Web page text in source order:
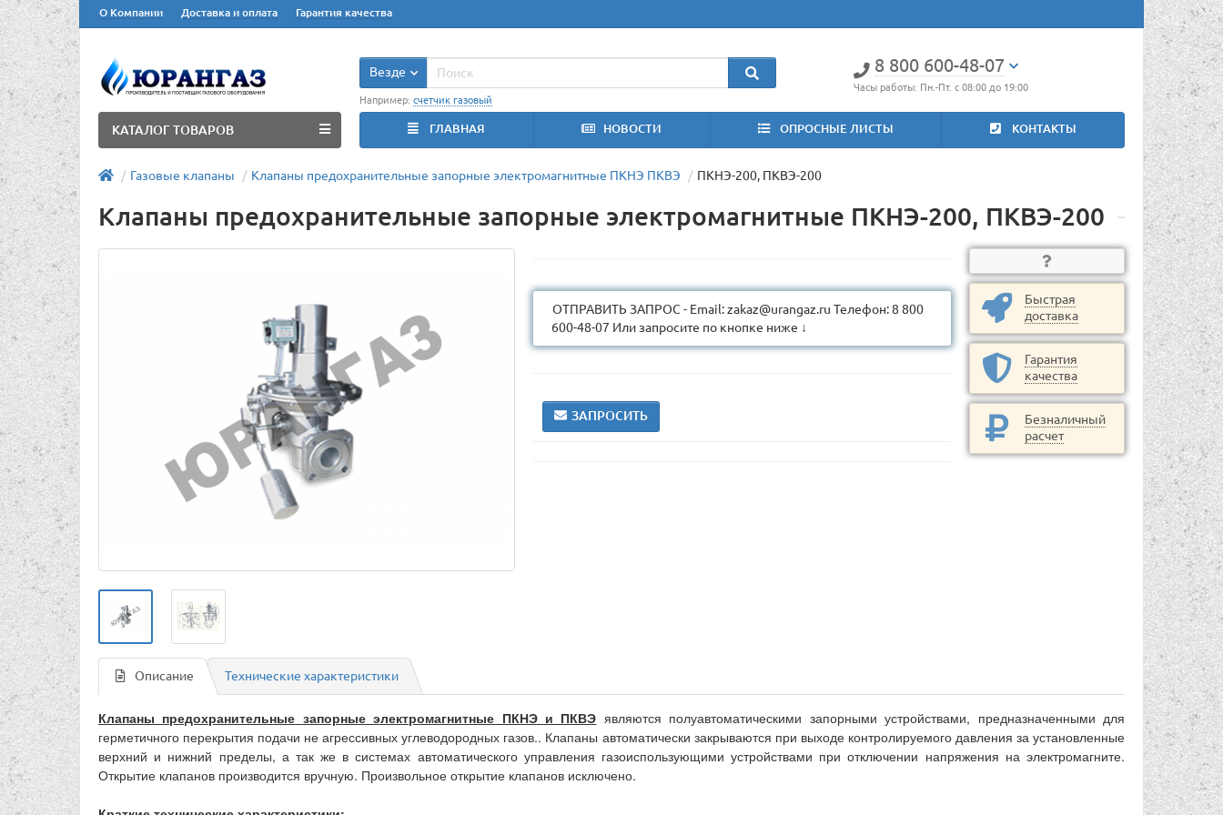
О Компании Доставка и оплата Гарантия качества
8 800 600-48-07
Часы работы: Пн.-Пт. с 08:00 до 19:00
Везде
Например: счетчик газовый
ГЛАВНАЯ НОВОСТИ ОПРОСНЫЕ ЛИСТЫ КОНТАКТЫ
КАТАЛОГ ТОВАРОВ
Газовые клапаны Клапаны предохранительные запорные электромагнитные ПКНЭ ПКВЭ ПКНЭ-200, ПКВЭ-200
Клапаны предохранительные запорные электромагнитные ПКНЭ-200, ПКВЭ-200
ОТПРАВИТЬ ЗАПРОС - Email: zakaz@urangaz.ru Телефон: 8 800
600-48-07 Или запросите по кнопке ниже ↓
ЗАПРОСИТЬ
Быстрая
доставка
Гарантия
качества
Безналичный
расчет
Описание Технические характеристики
Клапаны предохранительные запорные электромагнитные ПКНЭ и ПКВЭ являются полуавтоматическими запорными устройствами, предназначенными для
герметичного перекрытия подачи не агрессивных углеводородных газов.. Клапаны автоматически закрываются при выходе контролируемого давления за установленные
верхний и нижний пределы, а так же в системах автоматического управления газоиспользующими устройствами при отключении напряжения на электромагните.
Открытие клапанов производится вручную. Произвольное открытие клапанов исключено.